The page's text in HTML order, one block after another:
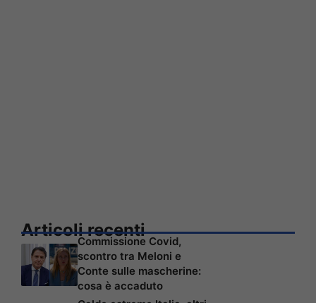
Articoli recenti
Commissione Covid,
scontro tra Meloni e
Conte sulle mascherine:
cosa è accaduto